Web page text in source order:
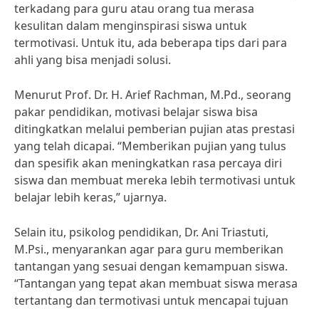
terkadang para guru atau orang tua merasa
kesulitan dalam menginspirasi siswa untuk
termotivasi. Untuk itu, ada beberapa tips dari para
ahli yang bisa menjadi solusi.
Menurut Prof. Dr. H. Arief Rachman, M.Pd., seorang
pakar pendidikan, motivasi belajar siswa bisa
ditingkatkan melalui pemberian pujian atas prestasi
yang telah dicapai. “Memberikan pujian yang tulus
dan spesifik akan meningkatkan rasa percaya diri
siswa dan membuat mereka lebih termotivasi untuk
belajar lebih keras,” ujarnya.
Selain itu, psikolog pendidikan, Dr. Ani Triastuti,
M.Psi., menyarankan agar para guru memberikan
tantangan yang sesuai dengan kemampuan siswa.
“Tantangan yang tepat akan membuat siswa merasa
tertantang dan termotivasi untuk mencapai tujuan